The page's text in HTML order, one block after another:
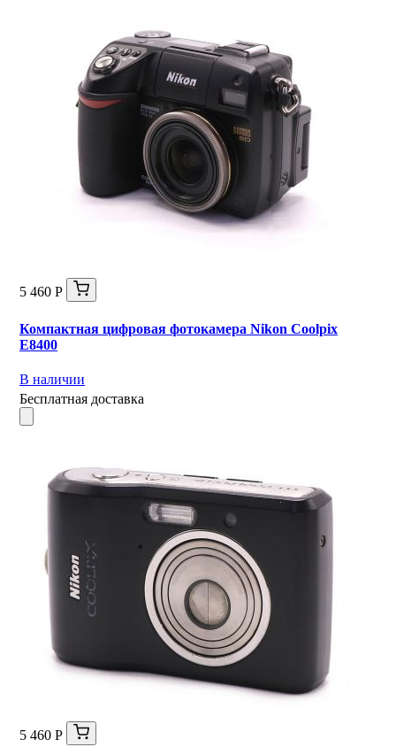
5 460 Р
Компактная цифровая фотокамера Nikon Coolpix
E8400
В наличии
Бесплатная доставка
5 460 Р